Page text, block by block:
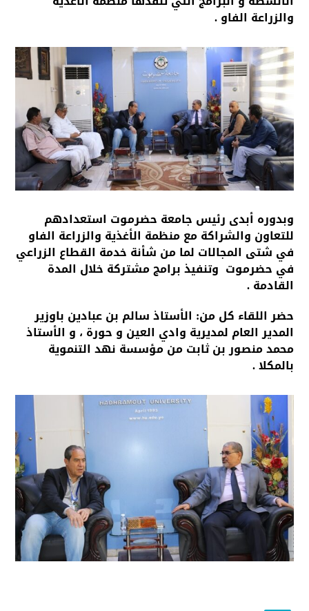
والزراعة الفاو .
وبدوره أبدى رئيس جامعة حضرموت استعدادهم
للتعاون والشراكة مع منظمة الأغذية والزراعة الفاو
في شتى المجالات لما من شأنة خدمة القطاع الزراعي
في حضرموت وتنفيذ برامج مشتركة خلال المدة
القادمة .
حضر اللقاء كل من: الأستاذ سالم بن عبادين باوزير
المدير العام لمديرية وادي العين و حورة ، و الأستاذ
محمد منصور بن ثابت من مؤسسة نهد التنموية
بالمكلا .